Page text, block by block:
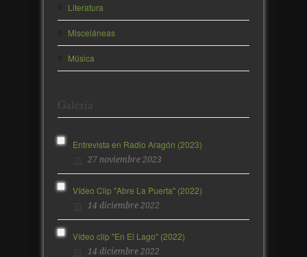
Literatura
Misceláneas
Música
Galería
Entrevista en Radio Aragón (2023)
27 noviembre 2023
Vídeo Clip "Abre La Puerta" (2022)
14 diciembre 2022
Vídeo clip "En El Lago" (2022)
14 diciembre 2022